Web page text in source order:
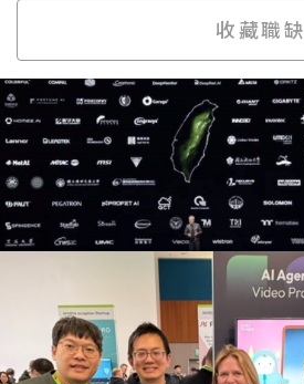
收藏職缺